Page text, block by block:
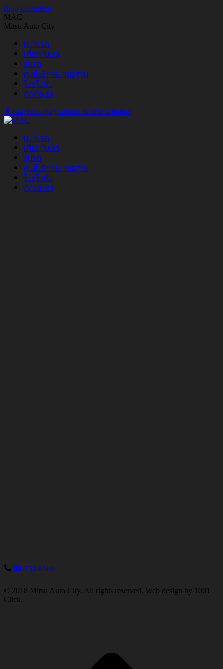
Skip to content
MAC
Mitsu Auto City
หน้าแรก
เกี่ยวกับเรา
รุ่นรถ
ศูนย์บริการมาตรฐาน
โปรโมชั่น
ติดต่อเรา
Facebook page opens in new window
หน้าแรก
เกี่ยวกับเรา
รุ่นรถ
ศูนย์บริการมาตรฐาน
โปรโมชั่น
ติดต่อเรา
02-752-6500
© 2018 Mitsu Auto City. All rights reserved. Web design by 1001
Click.